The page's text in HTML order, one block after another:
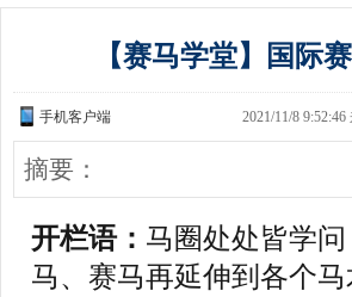
【赛马学堂】国际
手机客户端 2021/11/8 9:52:46
摘要：
开栏语： 马圈处处皆学
马、赛马再延伸到各个